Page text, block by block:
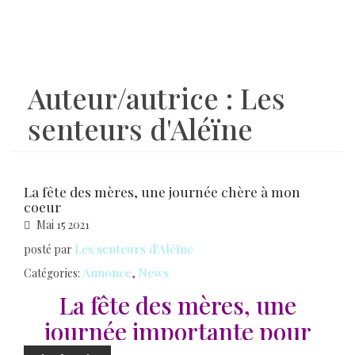
Auteur/autrice : Les
senteurs d'Aléïne
La fête des mères, une journée chère à mon
coeur
Mai 15 2021
posté par Les senteurs d'Aléïne
Catégories: Annonce, News
La fête des mères, une
journée importante pour